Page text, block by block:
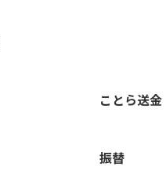
ことら送金
振替